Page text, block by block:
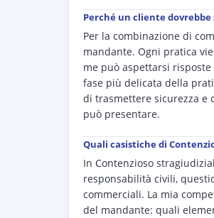
Perché un cliente dovrebbe
Per la combinazione di
mandante. Ogni pratica
me può aspettarsi
fase più delicata della
di trasmettere sicurezza e
può presentare.
Quali casistiche di
In Contenzioso
responsabilità civili,
commerciali. La mia
del mandante: quali